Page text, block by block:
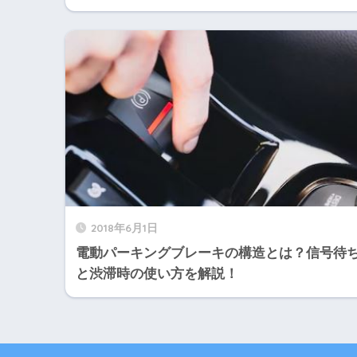
2018年6月1日
電動パーキングブレーキの構造とは？信号待
と渋滞時の使い方を解説！